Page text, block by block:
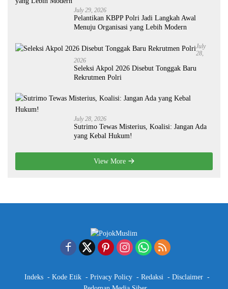
July 29, 2026
Pelantikan KBPP Polri Jadi Langkah Awal
Menuju Organisasi yang Lebih Modern
July
28,
2026
Seleksi Akpol 2026 Disebut Tonggak Baru
Rekrutmen Polri
July 28, 2026
Sutrimo Tewas Misterius, Koalisi: Jangan Ada
yang Kebal Hukum!
View More
Indeks Kode Etik Privacy Policy Redaksi
Disclaimer